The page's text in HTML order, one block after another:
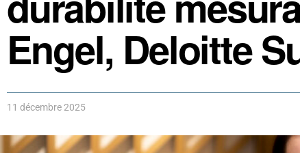
Engel, Deloitte
11 décembre 2025